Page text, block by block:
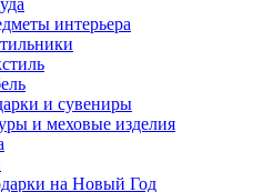
интерьера
и сувениры
и меховые изделия
на Новый Год